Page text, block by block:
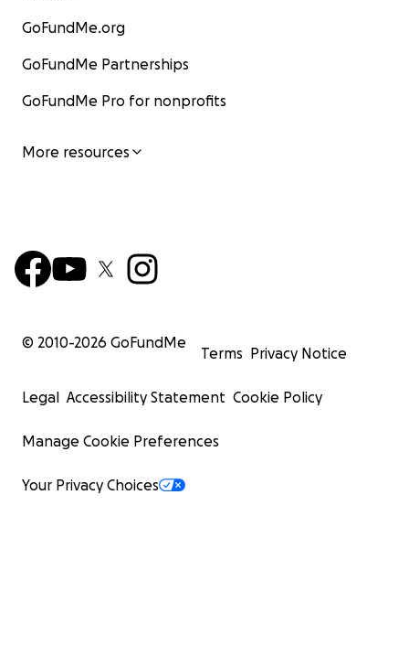
GoFundMe.org
GoFundMe Partnerships
GoFundMe Pro for nonprofits
More resources
© 2010-2026 GoFundMe
Terms Privacy Notice
Legal Accessibility Statement Cookie Policy
Manage Cookie Preferences
Your Privacy Choices